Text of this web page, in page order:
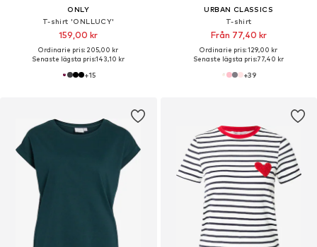
ONLY
T-shirt 'ONLLUCY'
159,00 kr
Ordinarie pris: 205,00 kr
Senaste lägsta pris:143,10 kr
+15
URBAN CLASSICS
T-shirt
Från 77,40 kr
Ordinarie pris: 129,00 kr
Senaste lägsta pris:77,40 kr
+39